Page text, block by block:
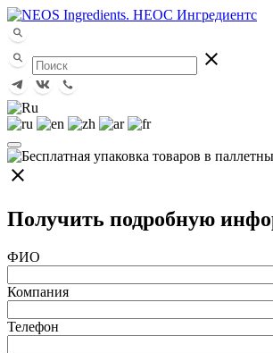
close
close
Получить подробную
ФИО
Компания
Телефон